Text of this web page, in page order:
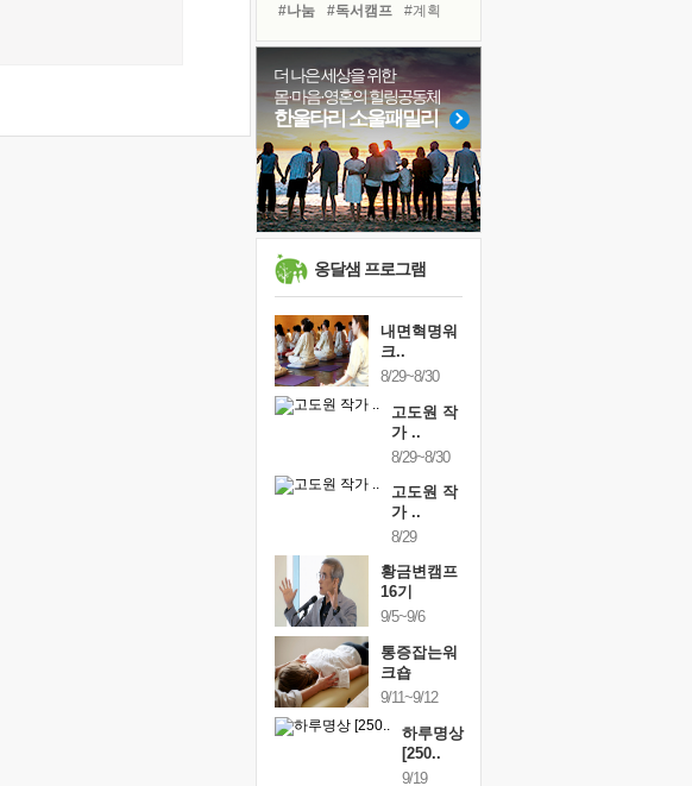
꿈이 실제가 되는 것
'말 타는 법'을 먼저
졸업식 사진을 보며
극심한 변비, 어깨결림, 수면 장애
아픈 아버지를 위한 공간 설계
슬럼프
보고 싶은 어머니
유년 시절의 부산 영도 바다
못된 꼰대들
#나눔
#독서캠프
#계획
#비전캠프
#친구
#명상
#희망
#면역력
#도움
#힐링
#건강
#리더
#선택
#독서 #링컨학교
더 나은 세상을 위한
몸·마음·영혼의 힐링공동체
한울타리 소울패밀리
옹달샘 프로그램
내면혁명워
크..
8/29~8/30
고도원 작
가 ..
8/29~8/30
고도원 작
가 ..
8/29
황금변캠프
16기
9/5~9/6
통증잡는워
크숍
9/11~9/12
하루명상
[250..
9/19